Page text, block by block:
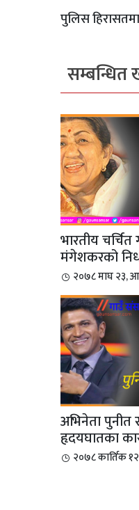
पुलिस
सम्बन्धित
भारतीय
मंगेशकरको
२०७८ माघ २३,
अभिनेता पुनीत
हृदयघातका
भएको छ
२०७८ कार्तिक